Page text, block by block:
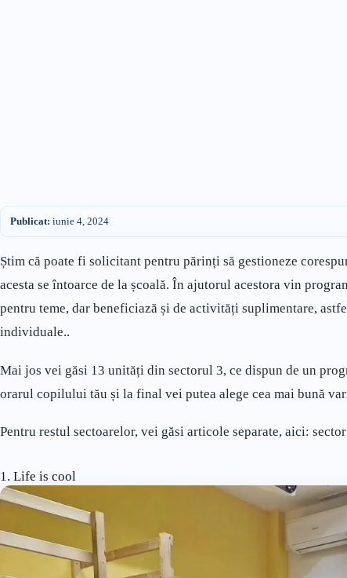
Publicat: iunie 4, 2024
Știm că poate fi solicitant pentru părinți să gestioneze
acesta se întoarce de la școală. În ajutorul acestora vin
pentru teme, dar beneficiază și de activități suplimentare,
individuale..
Mai jos vei găsi 13 unități din sectorul 3, ce dispun de un
orarul copilului tău și la final vei putea alege cea mai bună
Pentru restul sectoarelor, vei găsi articole separate, aici:
1. Life is cool